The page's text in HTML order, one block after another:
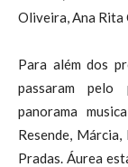
Oliveira, Ana Rita
Para além dos
passaram pelo
panorama
Resende,
Pradas. Áurea